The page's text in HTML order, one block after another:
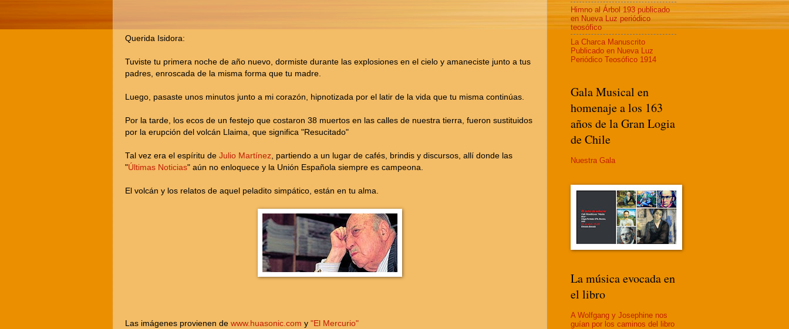
Querida Isidora:
Tuviste tu primera noche de año nuevo, dormiste durante las explosiones en el cielo y amaneciste junto a tus
padres, enroscada de la misma forma que tu madre.
Luego, pasaste unos minutos junto a mi corazón, hipnotizada por el latir de la vida que tu misma continúas.
Por la tarde, los ecos de un festejo que costaron 38 muertos en las calles de nuestra tierra, fueron sustituidos
por la erupción del volcán Llaima, que significa "Resucitado"
Tal vez era el espíritu de Julio Martínez , partiendo a un lugar de cafés, brindis y discursos, allí donde las
"Últimas Noticias" aún no enloquece y la Unión Española siempre es campeona.
El volcán y los relatos de aquel peladito simpático, están en tu alma.
Las imágenes provienen de www.huasonic.com y "El Mercurio"
Himno al Árbol 193 publicado
en Nueva Luz periódico
teosófico
La Charca Manuscrito
Publicado en Nueva Luz
Periódico Teosófico 1914
Gala Musical en
homenaje a los 163
años de la Gran Logia
de Chile
Nuestra Gala
La música evocada en
el libro
A Wolfgang y Josephine nos
guían por los caminos del libro